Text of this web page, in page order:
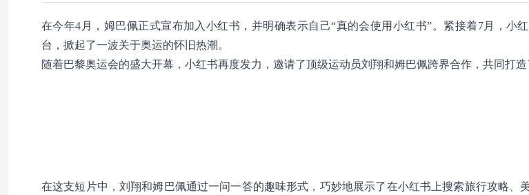
在今年4月，姆巴佩正式宣布加入小红书，并明确表示自己“真的会使用小红书”。紧接着7月，小
台，掀起了一波关于奥运的怀旧热潮。
随着巴黎奥运会的盛大开幕，小红书再度发力，邀请了顶级运动员刘翔和姆巴佩跨界合作，共同打造
在这支短片中，刘翔和姆巴佩通过一问一答的趣味形式，巧妙地展示了在小红书上搜索旅行攻略、